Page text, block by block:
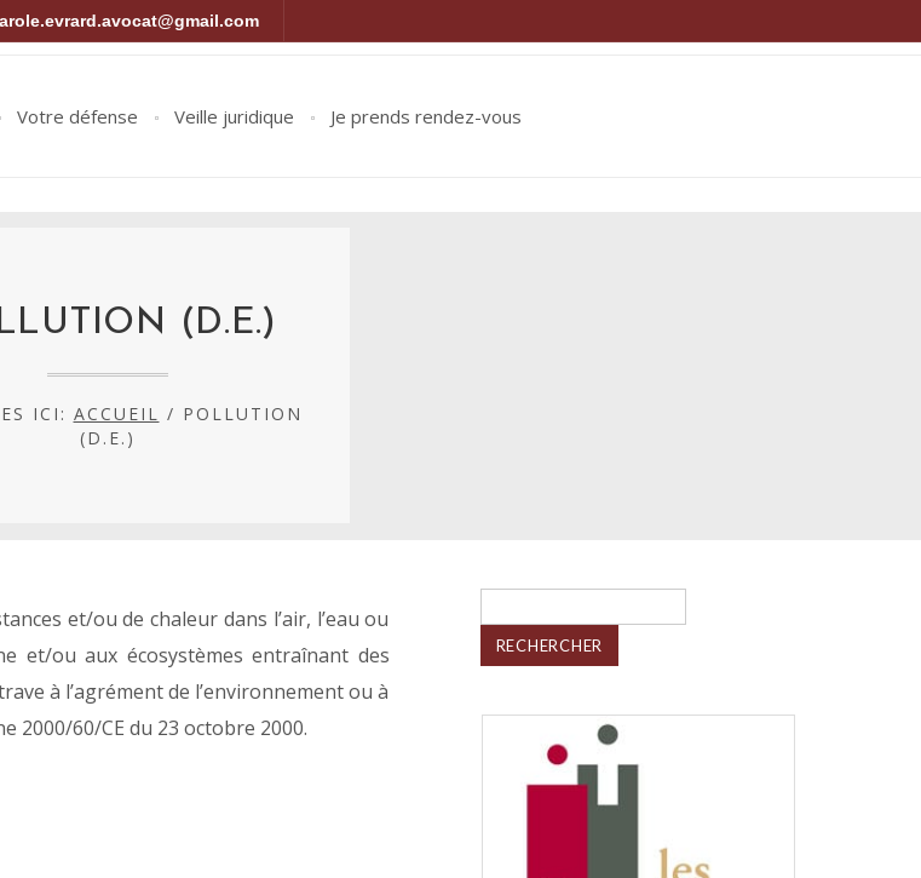
Votre défense Veille juridique Je prends rendez-vous
(D.E.)
ICI: ACCUEIL / POLLUTION
(D.E.)
et/ou de chaleur dans l’air, l’eau ou
et/ou aux écosystèmes entraînant des
à l’agrément de l’environnement ou à
2000/60/CE du 23 octobre 2000.